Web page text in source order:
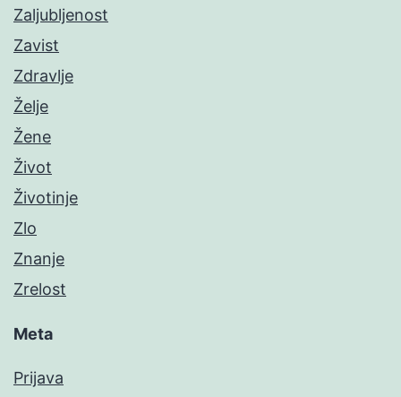
Zaljubljenost
Zavist
Zdravlje
Želje
Žene
Život
Životinje
Zlo
Znanje
Zrelost
Meta
Prijava